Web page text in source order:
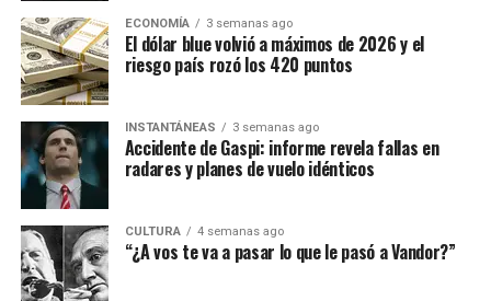
ECONOMÍA 3 semanas ago
El dólar blue volvió a máximos de 2026 y el
riesgo país rozó los 420 puntos
INSTANTÁNEAS 3 semanas ago
Accidente de Gaspi: informe revela fallas en
radares y planes de vuelo idénticos
CULTURA 4 semanas ago
“¿A vos te va a pasar lo que le pasó a Vandor?”